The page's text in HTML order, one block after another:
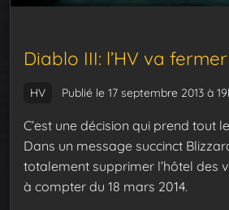
Diablo III: l’HV va
HV Publié le 17 septembre 2013 à
C’est une décision qui prend tout
Dans un message succinct
totalement supprimer l’hôtel des
à compter du 18 mars 2014.